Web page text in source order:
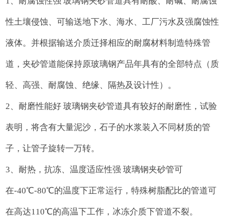
性土壤侵蚀、可输送地下水、海水、工厂污水及强腐蚀性
液体。并根据输送介质迁择相应的耐腐材料制造特殊管
道，夹砂管道能保持原玻璃钢产品年具有的全部特点（质
轻、高强、耐腐蚀、绝缘、隔热及设计性）。
2、耐磨性能好 玻璃钢夹砂管道具有较好的耐磨性，试验
表明，将含有大量泥沙，石子的水浆装入不同材质的管
子，让管子旋转一万转。
3、耐热，抗冻、温度适应性强 玻璃钢夹砂管可
在-40℃-80℃的温度下正常运行，特殊树脂配比的管道可
在高达110℃的高温下工作，冰冻介质下管道不裂。